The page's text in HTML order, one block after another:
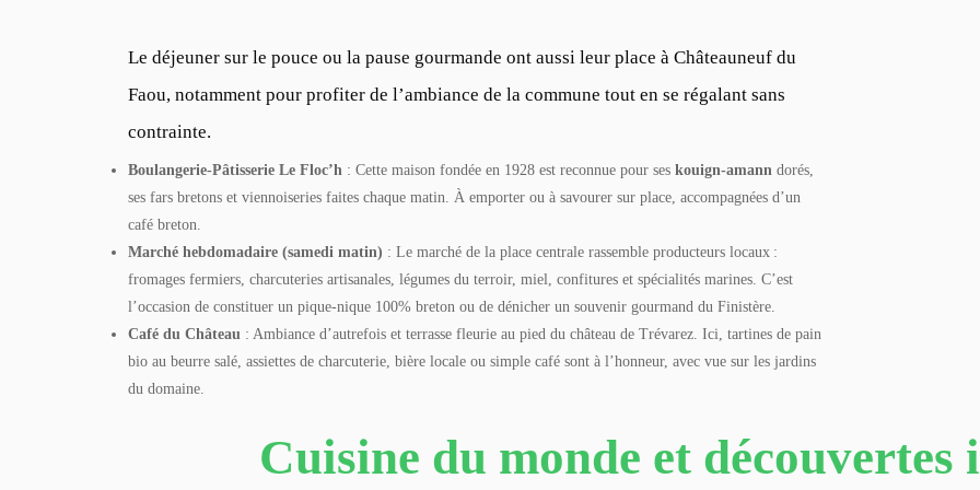
Le déjeuner sur le pouce ou la pause gourmande ont aussi leur place à Châteauneuf du
Faou, notamment pour profiter de l’ambiance de la commune tout en se régalant sans
contrainte.
Boulangerie-Pâtisserie Le Floc’h : Cette maison fondée en 1928 est reconnue pour ses kouign-amann dorés,
ses fars bretons et viennoiseries faites chaque matin. À emporter ou à savourer sur place, accompagnées d’un
café breton.
Marché hebdomadaire (samedi matin) : Le marché de la place centrale rassemble producteurs locaux :
fromages fermiers, charcuteries artisanales, légumes du terroir, miel, confitures et spécialités marines. C’est
l’occasion de constituer un pique-nique 100% breton ou de dénicher un souvenir gourmand du Finistère.
Café du Château : Ambiance d’autrefois et terrasse fleurie au pied du château de Trévarez. Ici, tartines de pain
bio au beurre salé, assiettes de charcuterie, bière locale ou simple café sont à l’honneur, avec vue sur les jardins
du domaine.
Cuisine du monde et découvertes